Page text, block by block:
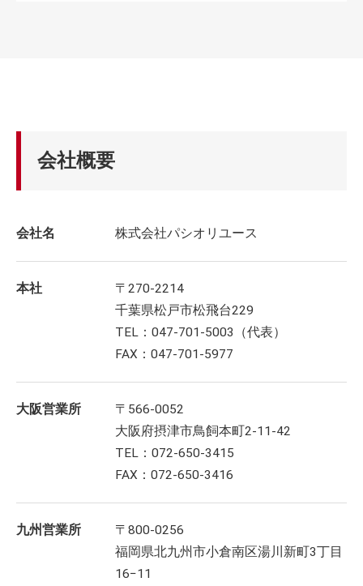
会社概要
会社名 株式会社パシオリユース
本社
〒270-2214
千葉県松戸市松飛台229
TEL：047-701-5003（代表）
FAX：047-701-5977
大阪営業所
〒566-0052
大阪府摂津市鳥飼本町2-11-42
TEL：072-650-3415
FAX：072-650-3416
九州営業所
〒800-0256
福岡県北九州市小倉南区湯川新町3丁目
16−11